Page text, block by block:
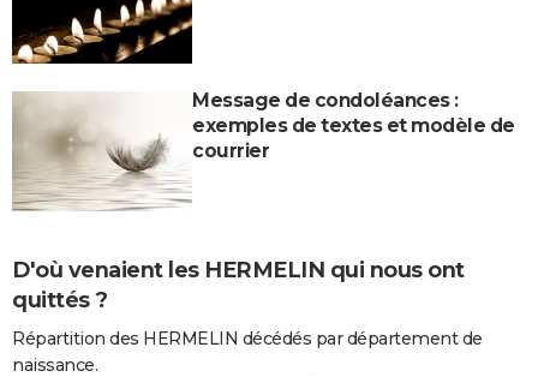
Message de condoléances :
exemples de textes et modèle de
courrier
D'où venaient les HERMELIN qui nous ont
quittés ?
Répartition des HERMELIN décédés par département de
naissance.